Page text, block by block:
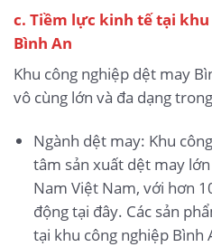
c. Tiềm lực kinh tế tại
Bình An
Khu công nghiệp dệt may
vô cùng lớn và đa dạng
Ngành dệt may: Khu
tâm sản xuất dệt may
Nam Việt Nam, với hơn
động tại đây. Các sản
tại khu công nghiệp Bình